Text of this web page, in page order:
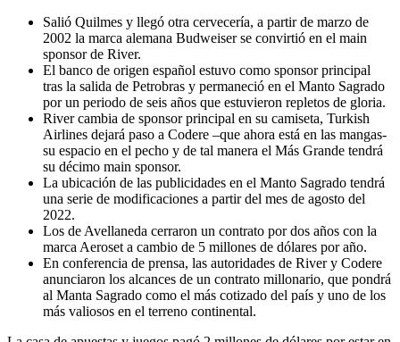
Salió Quilmes y llegó otra cervecería, a partir de marzo de
2002 la marca alemana Budweiser se convirtió en el main
sponsor de River.
El banco de origen español estuvo como sponsor principal
tras la salida de Petrobras y permaneció en el Manto Sagrado
por un periodo de seis años que estuvieron repletos de gloria.
River cambia de sponsor principal en su camiseta, Turkish
Airlines dejará paso a Codere –que ahora está en las mangas-
su espacio en el pecho y de tal manera el Más Grande tendrá
su décimo main sponsor.
La ubicación de las publicidades en el Manto Sagrado tendrá
una serie de modificaciones a partir del mes de agosto del
2022.
Los de Avellaneda cerraron un contrato por dos años con la
marca Aeroset a cambio de 5 millones de dólares por año.
En conferencia de prensa, las autoridades de River y Codere
anunciaron los alcances de un contrato millonario, que pondrá
al Manta Sagrado como el más cotizado del país y uno de los
más valiosos en el terreno continental.